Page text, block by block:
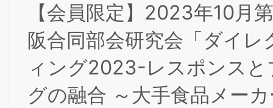
【会員限定】2021年4月 第1回東京大阪
合同専門部会研究会 「DX化におけるオ
ンライン表示のブランド化とインター
ットドメインを経由した通信のセキュ
ティ」Com Laude株式会社 村上嘉隆氏